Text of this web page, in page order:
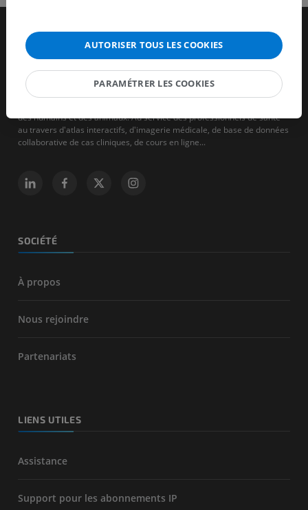
des humains et des animaux. Au service des professionnels de santé
au travers d'atlas interactifs, d'imagerie médicale, de base de données
collaborative de cas cliniques, de cours en ligne...
SOCIÉTÉ
À propos
Nous rejoindre
Partenariats
LIENS UTILES
Assistance
Support pour les abonnements IP
AUTORISER TOUS LES COOKIES
PARAMÉTRER LES COOKIES